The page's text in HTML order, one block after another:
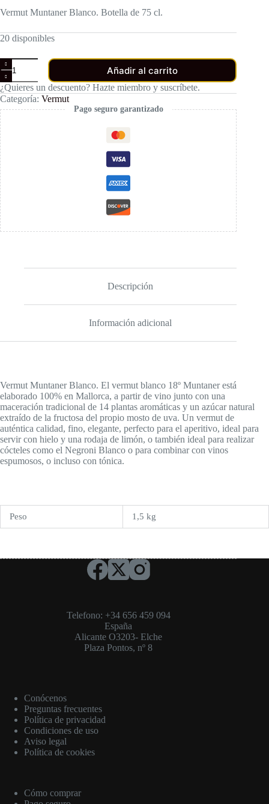
Vermut Muntaner Blanco. Botella de 75 cl.
20 disponibles
Vermut
Muntaner
Blanco
cantidad
Añadir al carrito
¿Quieres un descuento? Hazte miembro y suscríbete.
Categoría: Vermut
Pago seguro garantizado
Descripción
Información adicional
Vermut Muntaner Blanco. El vermut blanco 18º Muntaner está
elaborado 100% en Mallorca, a partir de vino junto con una
maceración tradicional de 14 plantas aromáticas y un azúcar natural
extraído de la fructosa del propio mosto de uva. Un vermut de
auténtica calidad, fino, elegante, perfecto para el aperitivo, ideal para
servir con hielo y una rodaja de limón, o también ideal para realizar
cócteles como el Negroni Blanco o para combinar con vinos
espumosos, o incluso con tónica.
Peso 1,5 kg
Telefono: +34 656 459 094
España
Alicante O3203- Elche
Plaza Pontos, nº 8
Conócenos
Preguntas frecuentes
Política de privacidad
Condiciones de uso
Aviso legal
Política de cookies
Cómo comprar